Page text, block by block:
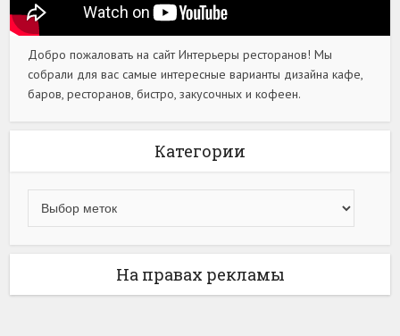
Добро пожаловать на сайт Интерьеры ресторанов! Мы
собрали для вас самые интересные варианты дизайна кафе,
баров, ресторанов, бистро, закусочных и кофеен.
Категории
На правах рекламы